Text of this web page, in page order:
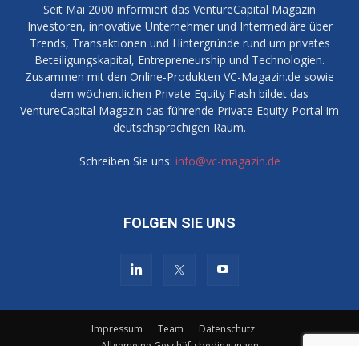
Seit Mai 2000 informiert das VentureCapital Magazin
Investoren, innovative Unternehmer und Intermediäre über
Trends, Transaktionen und Hintergründe rund um privates
Beteiligungskapital, Entrepreneurship und Technologien.
Zusammen mit den Online-Produkten VC-Magazin.de sowie
dem wöchentlichen Private Equity Flash bildet das
VentureCapital Magazin das führende Private Equity-Portal im
deutschsprachigen Raum.
Schreiben Sie uns: info@vc-magazin.de
FOLGEN SIE UNS
Impressum Team
Datenschutz